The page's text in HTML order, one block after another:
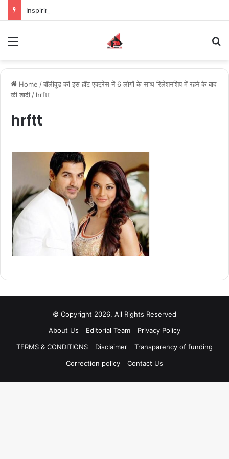
Home /बॉलीवुड की इस हॉट एक्ट्रेस नें 6 लोगों के साथ रिलेशनशिप में रहने के बाद
की शादी / hrftt
hrftt
© Copyright 2026, All Rights Reserved
About Us
Editorial Team
Privacy Policy
TERMS & CONDITIONS
Disclaimer
Transparency of funding
Correction policy
Contact Us